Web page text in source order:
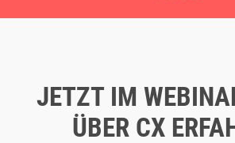
JETZT IM
ÜBER CX